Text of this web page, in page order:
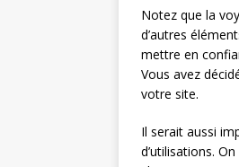
Notez que la
d’autres
mettre en
Vous avez
votre site.
Il serait aussi
d’utilisations.